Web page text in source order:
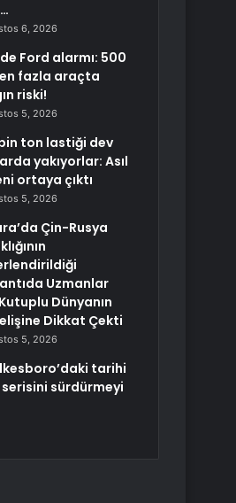
6, 2026
Ford alarmı: 500
fazla araçta
riski!
5, 2026
ton lastiği dev
yakıyorlar: Asıl
ortaya çıktı
5, 2026
Çin-Rusya
Uzmanlar
Dünyanın
Dikkat Çekti
5, 2026
tarihi
serisini sürdürmeyi